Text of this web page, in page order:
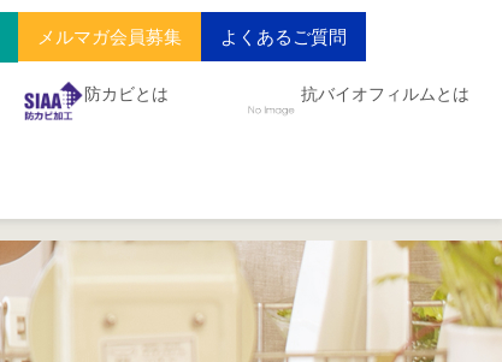
メルマガ会員募集 よくあるご質問
防カビとは 抗バイオフィルムとは